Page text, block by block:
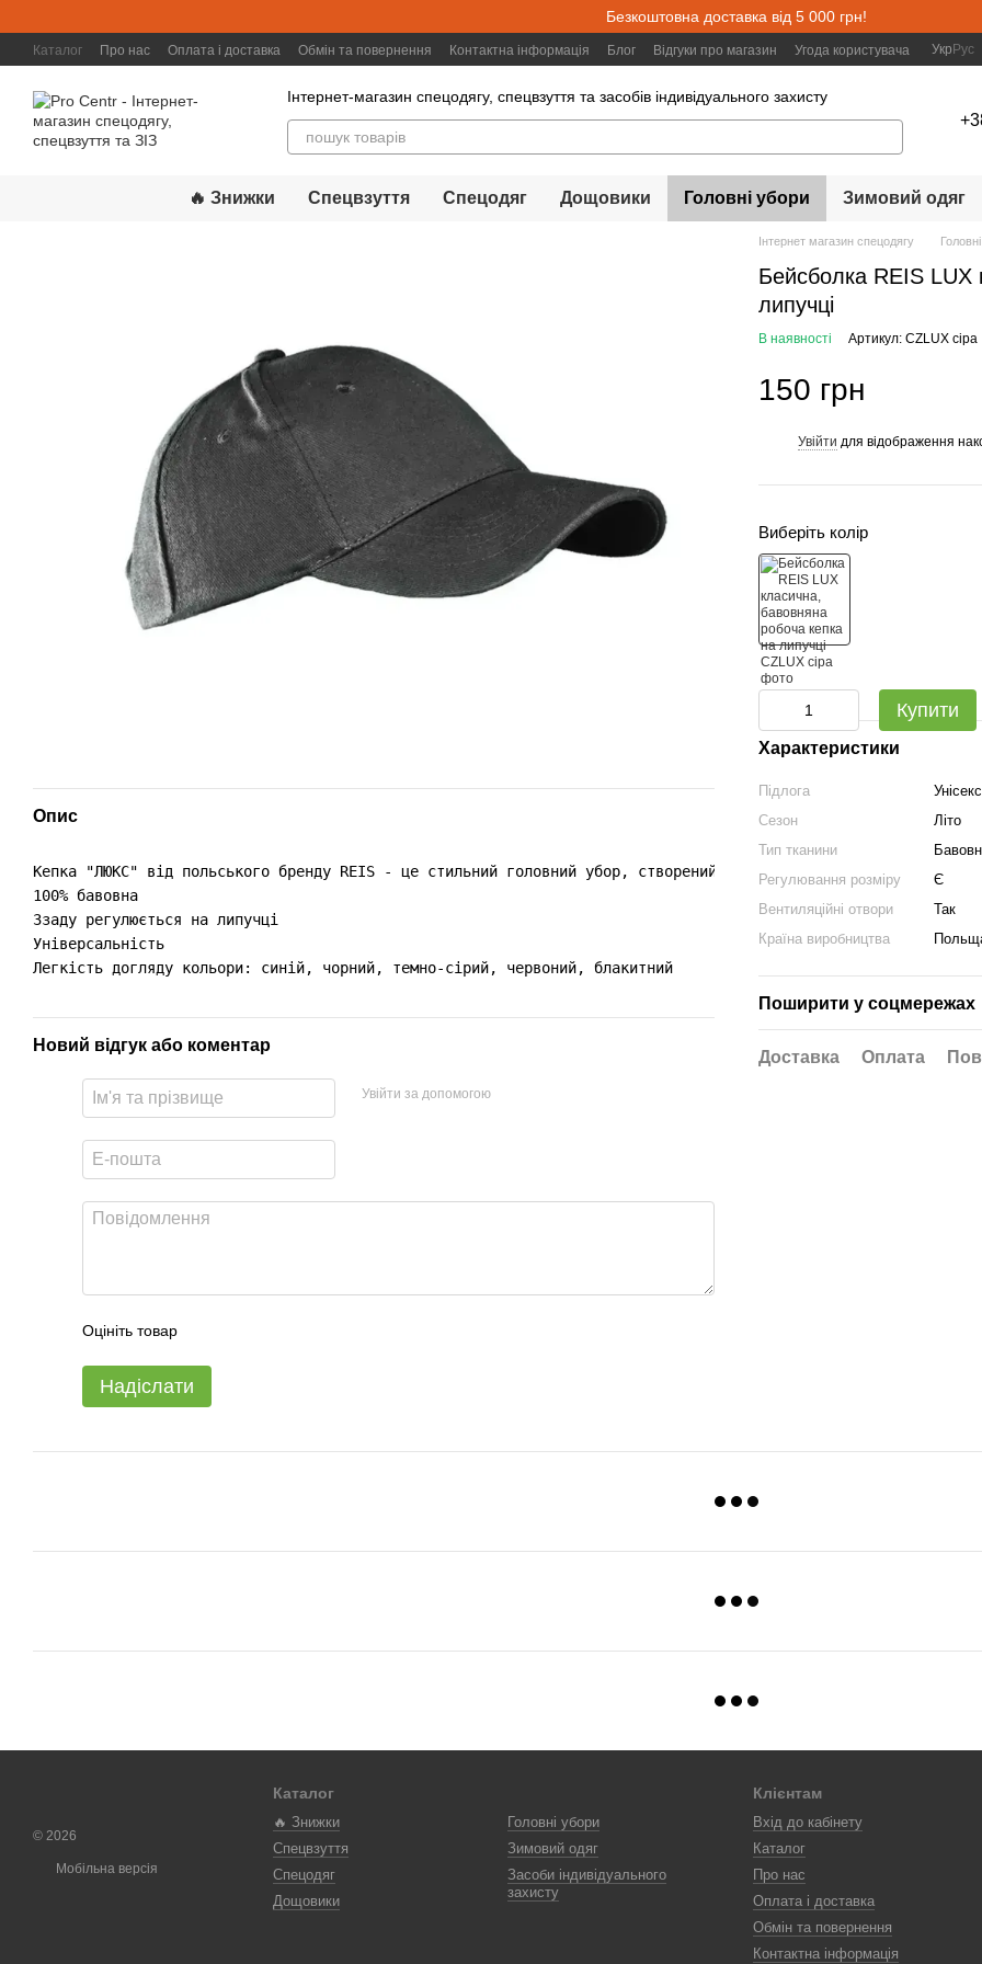
Безкоштовна доставка від 5 000 грн!
Каталог Про нас Оплата і доставка Обмін та повернення Контактна інформація Блог Відгуки про магазин Угода користувача Укр Рус
Інтернет-магазин спецодягу, спецвзуття та засобів індивідуального захисту
🔥 Знижки Спецвзуття Спецодяг Дощовики Головні убори Зимовий одяг
Опис
Кепка "ЛЮКС" від польського бренду REIS - це стильний головний убор, створений для додавання комфорту та
100% бавовна
Ззаду регулюється на липучці
Універсальність
Легкість догляду кольори: синій, чорний, темно-сірий, червоний, блакитний
Новий відгук або коментар
Увійти за допомогою
Оцініть товар
Надіслати
Інтернет магазин спецодягу
Бейсболка REIS LUX
липучці
В наявності Артикул: CZLUX сіра
150 грн
Увійти для відображення
Виберіть колір
Купити
Характеристики
Підлога
Унісекс
Сезон
Літо
Тип тканини
Регулювання розміру
Є
Вентиляційні отвори
Так
Країна виробництва
Поширити у соцмережах
Доставка Оплата
© 2026
Мобільна версія
Каталог
🔥 Знижки
Спецвзуття
Спецодяг
Дощовики
Головні убори
Зимовий одяг
Засоби індивідуального
захисту
Клієнтам
Вхід до кабінету
Каталог
Про нас
Оплата і доставка
Обмін та повернення
Контактна інформація